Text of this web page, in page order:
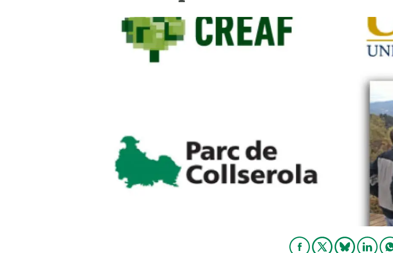
Equidad, Diversidad e Inclusión (EDI)
Temas transversales
Publicaciones